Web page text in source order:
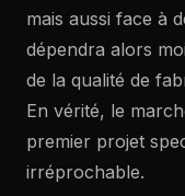
mais aussi face à
dépendra alors
de la qualité de
En vérité, le
premier projet
irréprochable.